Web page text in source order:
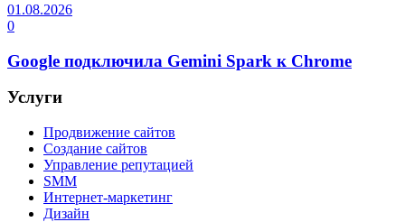
01.08.2026
0
Google подключила Gemini Spark к Chrome
Услуги
Продвижение сайтов
Создание сайтов
Управление репутацией
SMM
Интернет-маркетинг
Дизайн